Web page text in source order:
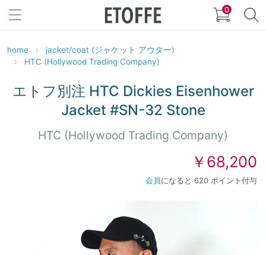
0
home
jacket/coat (ジャケット アウター)
HTC (Hollywood Trading Company)
エトフ別注 HTC Dickies Eisenhower
Jacket #SN-32 Stone
HTC (Hollywood Trading Company)
￥68,200
会員 になると 620 ポイント付与